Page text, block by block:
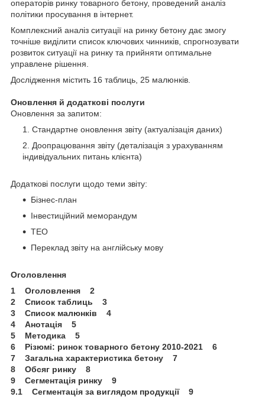
операторів ринку товарного бетону, проведений аналіз
політики просування в інтернет.
Комплексний аналіз ситуації на ринку бетону дає змогу
точніше виділити список ключових чинників, спрогнозувати
розвиток ситуації на ринку та прийняти оптимальне
управлене рішення.
Дослідження містить 16 таблиць, 25 малюнків.
Оновлення й додаткові послуги
Оновлення за запитом:
Стандартне оновлення звіту (актуалізація даних)
Доопрацювання звіту (деталізація з урахуванням
індивідуальних питань клієнта)
Додаткові послуги щодо теми звіту:
Бізнес-план
Інвестиційний меморандум
ТЕО
Переклад звіту на англійську мову
Оголовлення
1 Оголовлення 2
2 Список таблиць 3
3 Список малюнків 4
4 Анотація 5
5 Методика 5
6 Різюмі: ринок товарного бетону 2010-2021 6
7 Загальна характеристика бетону 7
8 Обсяг ринку 8
9 Сегментація ринку 9
9.1 Сегментація за виглядом продукції 9